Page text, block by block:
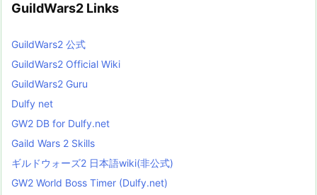
GuildWars2 Links
GuildWars2 公式
GuildWars2 Official Wiki
GuildWars2 Guru
Dulfy net
GW2 DB for Dulfy.net
Gaild Wars 2 Skills
ギルドウォーズ2 日本語wiki(非公式)
GW2 World Boss Timer (Dulfy.net)